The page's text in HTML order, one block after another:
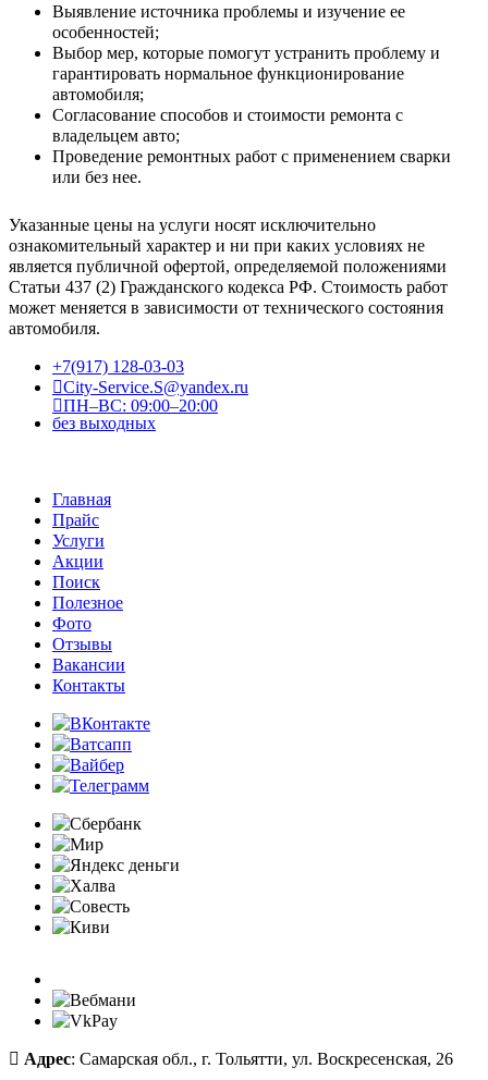
Выявление источника проблемы и изучение ее
особенностей;
Выбор мер, которые помогут устранить проблему и
гарантировать нормальное функционирование
автомобиля;
Согласование способов и стоимости ремонта с
владельцем авто;
Проведение ремонтных работ с применением сварки
или без нее.
Указанные цены на услуги носят исключительно
ознакомительный характер и ни при каких условиях не
является публичной офертой, определяемой положениями
Статьи 437 (2) Гражданского кодекса РФ. Стоимость работ
может меняется в зависимости от технического состояния
автомобиля.
+7(917) 128-03-03
City-Service.S@yandex.ru
ПН–ВС: 09:00–20:00
без выходных
Главная
Прайс
Услуги
Акции
Поиск
Полезное
Фото
Отзывы
Вакансии
Контакты
Адрес: Самарская обл., г. Тольятти, ул. Воскресенская, 26